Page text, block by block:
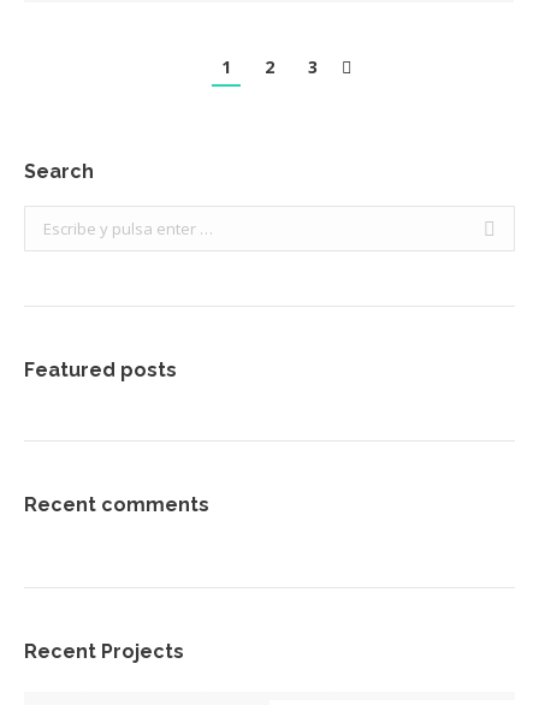
1 2 3
Search
Buscar:
Featured posts
Recent comments
Recent Projects